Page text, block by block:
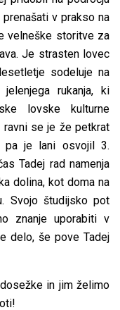
v prakso na
velneške storitve za
Je strasten lovec
sodeluje na
jelenjega rukanja, ki
lovske kulturne
ravni se je že petkrat
pa je lani osvojil 3.
Tadej rad namenja
dolina, kot doma na
Svojo študijsko pot
znanje uporabiti v
delo, še pove Tadej
in jim želimo